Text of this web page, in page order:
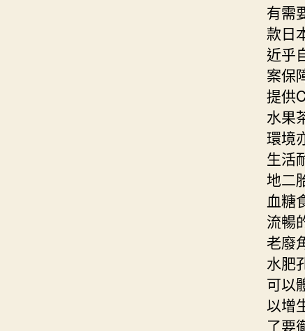
有需
款日
近乎
案保
提供
水果
環境
生活
地二
血糖
流暢
老廢
水肥
可以
以增
了要